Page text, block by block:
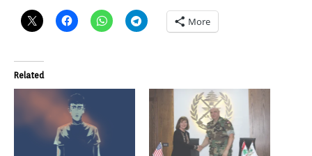
More
Related